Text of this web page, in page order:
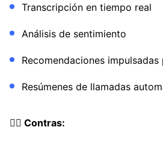
Transcripción en tiempo real
Análisis de sentimiento
Recomendaciones impulsadas
Resúmenes de llamadas
👎🏼 Contras: